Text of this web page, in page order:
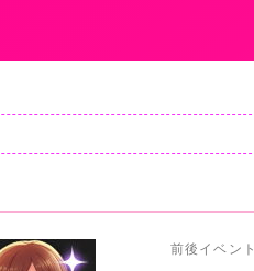
前後イベント